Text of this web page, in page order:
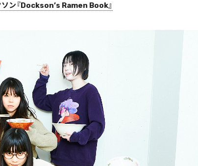
ソン『Dockson’s Ramen Book』